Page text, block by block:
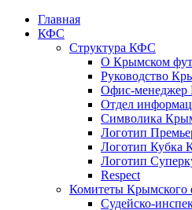
Главная
КФС
Структура КФС
О Крымском
Руководство
Офис-менеджер
Отдел
Символика
Логотип
Логотип Кубка
Логотип
Respect
Комитеты Крымского
Судейско-